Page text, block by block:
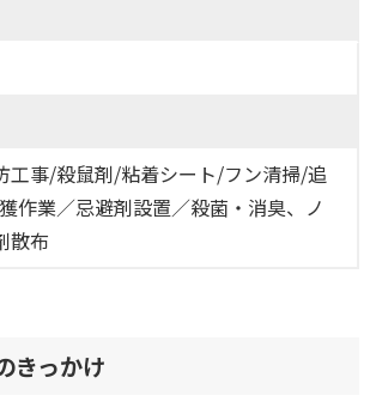
工事/殺鼠剤/粘着シート/フン清掃/追
作業／忌避剤設置／殺菌・消臭、ノ
散布
きっかけ